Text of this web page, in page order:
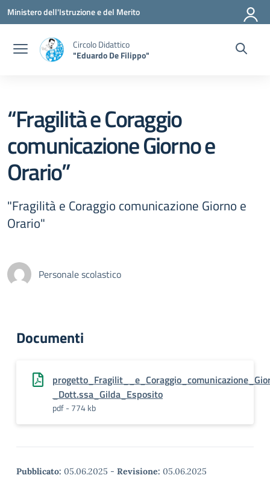
Vai ai contenuti
Vai al menu di navigazione
Vai al footer
Ministero dell'Istruzione e del Merito
Circolo Didattico
"Eduardo De Filippo"
“Fragilità e Coraggio
comunicazione Giorno e
Orario”
"Fragilità e Coraggio comunicazione Giorno e
Orario"
Personale scolastico
Documenti
_Dott.ssa_Gilda_Esposito
pdf - 774 kb
Pubblicato: 05.06.2025 - Revisione: 05.06.2025